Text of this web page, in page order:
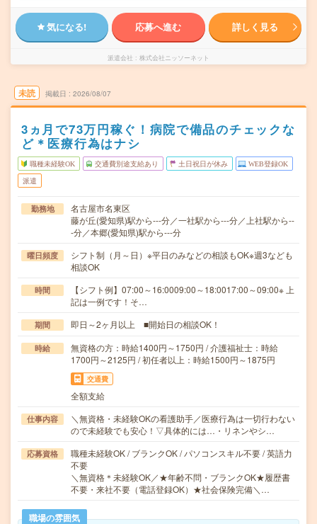
気になる! 応募へ進む 詳しく見る
派遣会社 株式会社ニッソーネット
未読 掲載日 2026/08/07
3ヵ月で73万円稼ぐ！病院で備品のチェックな
ど＊医療行為はナシ
職種未経験OK 交通費別途支給あり 土日祝日が休み WEB登録OK
派遣
勤務地
名古屋市名東区
藤が丘(愛知県)駅から---分／一社駅から---分／上社駅から--
-分／本郷(愛知県)駅から---分
曜日頻度
シフト制（月～日）※平日のみなどの相談もOK※週3なども
相談OK
時間
【シフト例】07:00～16:0009:00～18:0017:00～09:00※ 上
記は一例です！そ…
期間 即日～2ヶ月以上 ■開始日の相談OK！
時給
無資格の方：時給1400円～1750円 / 介護福祉士：時給
1700円～2125円 / 初任者以上：時給1500円～1875円
交通費
全額支給
仕事内容
＼無資格・未経験OKの看護助手／医療行為は一切行わない
ので未経験でも安心！▽具体的には…・リネンやシ…
応募資格
職種未経験OK / ブランクOK / パソコンスキル不要 / 英語力
不要
＼無資格＊未経験OK／★年齢不問・ブランクOK★履歴書
不要・来社不要（電話登録OK）★社会保険完備＼…
職場の雰囲気